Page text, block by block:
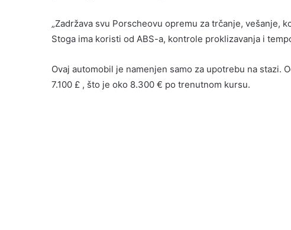
„Zadržava svu Porscheovu opremu za trčanje, vešanje,
Stoga ima koristi od ABS-a, kontrole proklizavanja i
Ovaj automobil je namenjen samo za upotrebu na stazi.
7.100 £ , što je oko 8.300 € po trenutnom kursu.